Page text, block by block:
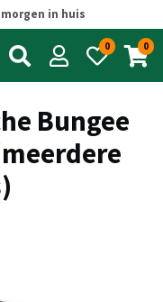
morgen in huis
0 0
Bungee